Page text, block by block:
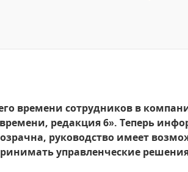
времени сотрудников в
редакция 6». Теперь
руководство имеет
управленческие